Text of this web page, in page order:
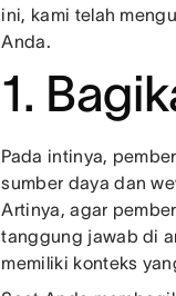
ini, kami telah
Anda.
1.
Pada intinya,
sumber daya dan
Artinya, agar
tanggung jawab di
memiliki konteks